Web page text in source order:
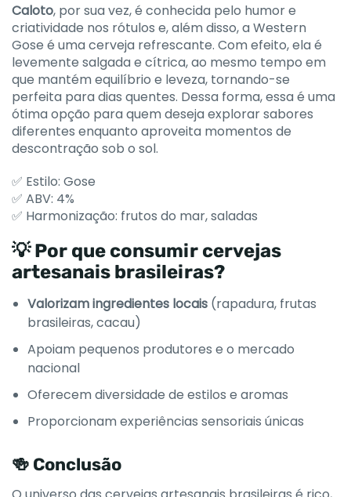
Caloto, por sua vez, é conhecida pelo humor e
criatividade nos rótulos e, além disso, a Western
Gose é uma cerveja refrescante. Com efeito, ela é
levemente salgada e cítrica, ao mesmo tempo em
que mantém equilíbrio e leveza, tornando-se
perfeita para dias quentes. Dessa forma, essa é uma
ótima opção para quem deseja explorar sabores
diferentes enquanto aproveita momentos de
descontração sob o sol.
✅ Estilo: Gose
✅ ABV: 4%
✅ Harmonização: frutos do mar, saladas
💡 Por que consumir cervejas
artesanais brasileiras?
Valorizam ingredientes locais (rapadura, frutas
brasileiras, cacau)
Apoiam pequenos produtores e o mercado
nacional
Oferecem diversidade de estilos e aromas
Proporcionam experiências sensoriais únicas
🍻 Conclusão